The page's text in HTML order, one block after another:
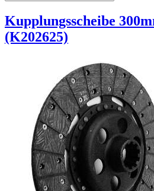
Kupplungsscheibe
(K202625)